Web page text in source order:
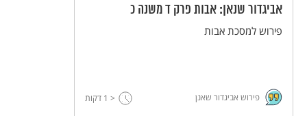
הוא יצר זיקה למקדש ובמקביל אפשרות לקיום
מצוות כמו ברכת כהנים וקידוש החדש גם ללא
אביגדור שנאן: אבות פרק ד משנה כ
פירוש למסכת אבות
פירוש אביגדור שאנן < 1 דקות